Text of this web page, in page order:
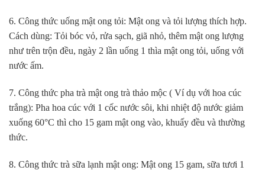
6. Công thức uống mật ong tỏi: Mật ong và tỏi lượng thích hợp.
Cách dùng: Tỏi bóc vỏ, rửa sạch, giã nhỏ, thêm mật ong lượng
như trên trộn đều, ngày 2 lần uống 1 thìa mật ong tỏi, uống với
nước ấm.
7. Công thức pha trà mật ong trà thảo mộc ( Ví dụ với hoa cúc
trắng): Pha hoa cúc với 1 cốc nước sôi, khi nhiệt độ nước giảm
xuống 60°C thì cho 15 gam mật ong vào, khuấy đều và thường
thức.
8. Công thức trà sữa lạnh mật ong: Mật ong 15 gam, sữa tươi 1